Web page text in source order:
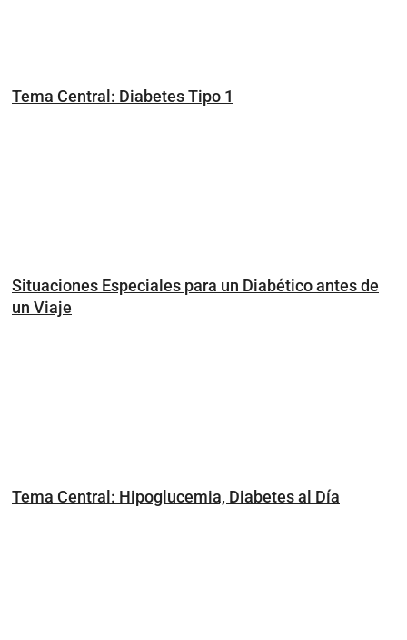
Tema Central: Diabetes Tipo 1
Situaciones Especiales para un Diabético antes de
un Viaje
Tema Central: Hipoglucemia, Diabetes al Día